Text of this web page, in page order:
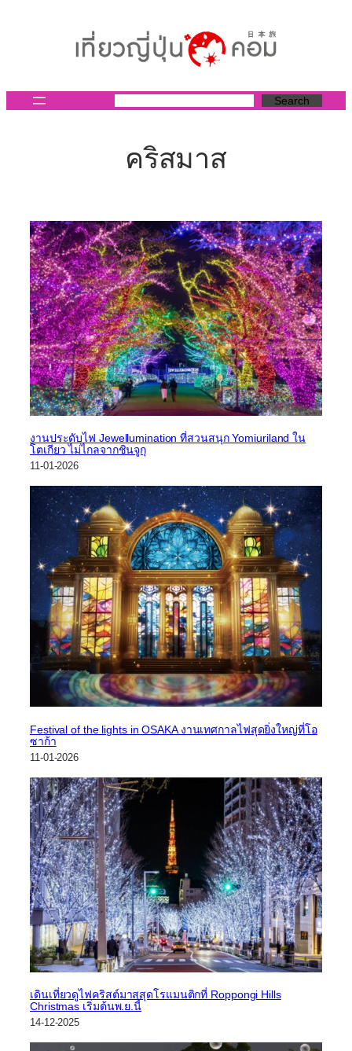
Search
คริสมาส
งานประดับไฟ Jewellumination ที่สวนสนุก Yomiuriland ใน
โตเกียว ไม่ไกลจากชินจูกุ
11-01-2026
Festival of the lights in OSAKA งานเทศกาลไฟสุดยิ่งใหญ่ที่โอ
ซาก้า
11-01-2026
เดินเที่ยวดูไฟคริสต์มาสสุดโรแมนติกที่ Roppongi Hills
Christmas เริ่มต้นพ.ย.นี้
14-12-2025